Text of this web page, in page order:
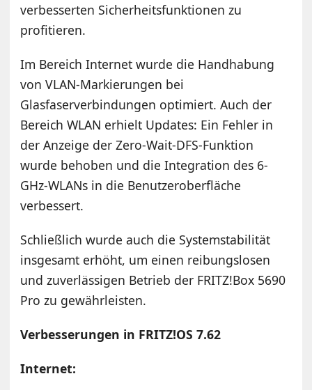
verbesserten Sicherheitsfunktionen zu
profitieren.
Im Bereich Internet wurde die Handhabung
von VLAN-Markierungen bei
Glasfaserverbindungen optimiert. Auch der
Bereich WLAN erhielt Updates: Ein Fehler in
der Anzeige der Zero-Wait-DFS-Funktion
wurde behoben und die Integration des 6-
GHz-WLANs in die Benutzeroberfläche
verbessert.
Schließlich wurde auch die Systemstabilität
insgesamt erhöht, um einen reibungslosen
und zuverlässigen Betrieb der FRITZ!Box 5690
Pro zu gewährleisten.
Verbesserungen in FRITZ!OS 7.62
Internet: